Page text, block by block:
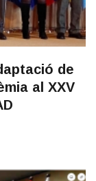
de
al XXV